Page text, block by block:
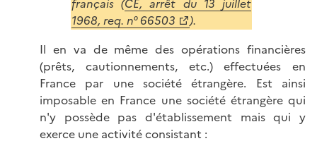
français (CE, arrêt du 13 juillet
1968, req. n° 66503
).
Il en va de même des opérations financières
(prêts, cautionnements, etc.) effectuées en
France par une société étrangère. Est ainsi
imposable en France une société étrangère qui
n'y possède pas d'établissement mais qui y
exerce une activité consistant :